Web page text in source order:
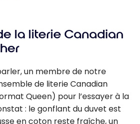
la literie Canadian
un membre de notre
de literie Canadian
Queen) pour l’essayer à la
: le gonflant du duvet est
en coton reste fraîche, un